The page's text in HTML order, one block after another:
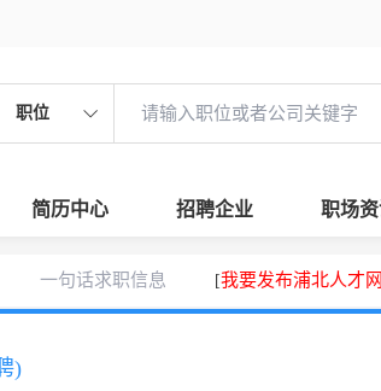
职位
简历中心 招聘企业 职场
一句话求职信息 [我要发布浦北人才
)